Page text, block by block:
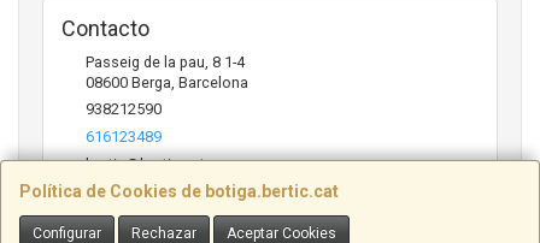
Política de Cookies de botiga.bertic.cat
Configurar Rechazar Aceptar Cookies
Contacto
Passeig de la pau, 8 1-4
08600 Berga, Barcelona
938212590
616123489
bertic@bertic.cat